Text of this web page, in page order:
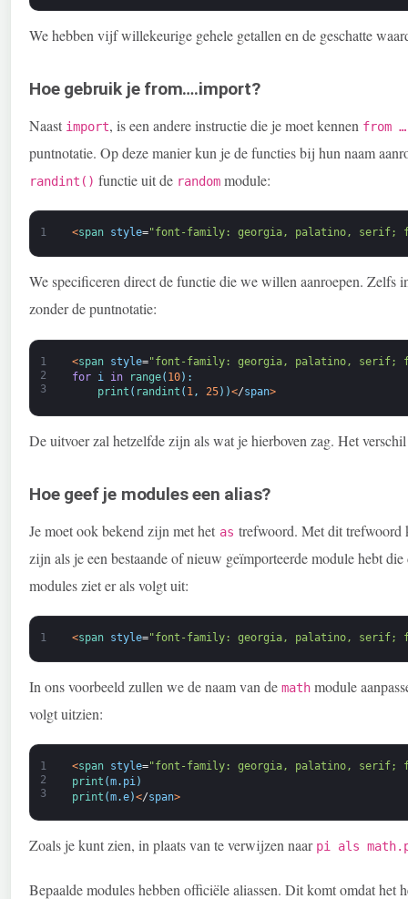
We hebben vijf willekeurige gehele getallen en de geschatte
Hoe gebruik je from….import?
Naast import, is een andere instructie die je moet kennen from
puntnotatie. Op deze manier kun je de functies bij hun naam
randint() functie uit de random module:
1 <span style="font-family: georgia, palatino, serif;
We specificeren direct de functie die we willen aanroepen. Zelfs
zonder de puntnotatie:
1
2
3
<span style="font-family: georgia, palatino, serif;
for
i in range( 10) :
print ( randint ( 1, 25) )</span>
De uitvoer zal hetzelfde zijn als wat je hierboven zag. Het
Hoe geef je modules een alias?
Je moet ook bekend zijn met het as trefwoord. Met dit trefwoord
zijn als je een bestaande of nieuw geïmporteerde module hebt
modules ziet er als volgt uit:
1 <span style="font-family: georgia, palatino, serif;
In ons voorbeeld zullen we de naam van de math module
volgt uitzien:
1
2
3
<span style="font-family: georgia, palatino, serif;
print (m. pi)
print (m.e)</span>
Zoals je kunt zien, in plaats van te verwijzen naar pi als
Bepaalde modules hebben officiële aliassen. Dit komt omdat